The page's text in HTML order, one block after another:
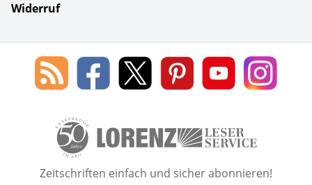
Widerruf
Social Media
Blog
des
Leserservice
Lorenz
Leserservice
Lorenz
Leserservice
Lorenz
Leserservice
Lorenz
Leserservice
Lorenz
50 Lesefreude im Abo Jahre
Zeitschriften einfach und sicher abonnieren!